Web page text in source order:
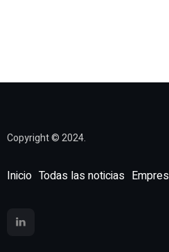
Copyright © 2024.
Inicio Todas las noticias